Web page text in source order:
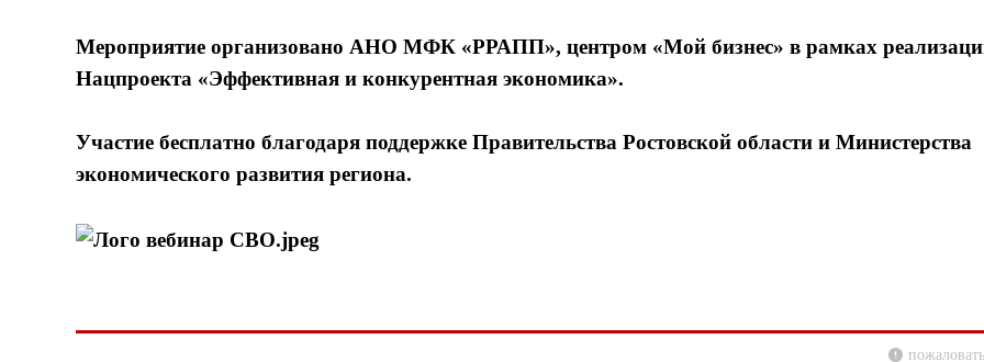
Мероприятие организовано АНО МФК «РРАПП», центром «Мой бизнес» в рамках
Нацпроекта «Эффективная и конкурентная экономика».
Участие бесплатно благодаря поддержке Правительства Ростовской области и Министерства
экономического развития региона.